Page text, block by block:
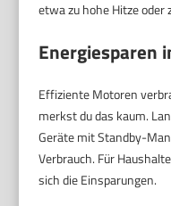
etwa zu hohe Hitze oder
Energiesparen
Effiziente Motoren
merkst du das kaum.
Geräte mit Standby-
Verbrauch. Für
sich die Einsparungen.